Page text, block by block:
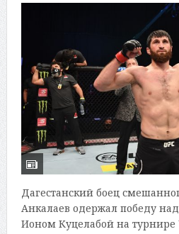
Дагестанский боец
Анкалаев одержал победу
Ионом Куцелабой на турнире